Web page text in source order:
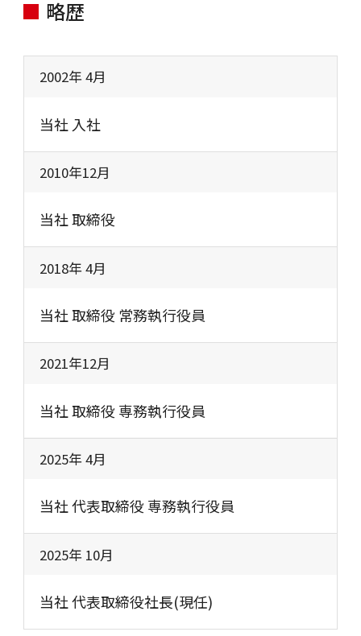
略歴
2002年 4月
当社 入社
2010年12月
当社 取締役
2018年 4月
当社 取締役 常務執行役員
2021年12月
当社 取締役 専務執行役員
2025年 4月
当社 代表取締役 専務執行役員
2025年 10月
当社 代表取締役社長(現任)